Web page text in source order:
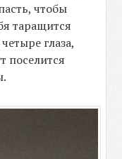
чтобы
таращится
глаза,
поселится